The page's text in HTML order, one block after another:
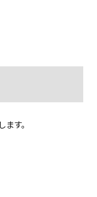
す。